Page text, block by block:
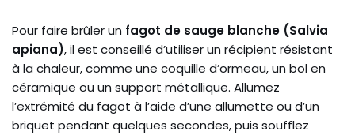
Pour faire brûler un fagot de sauge blanche (Salvia
apiana), il est conseillé d’utiliser un récipient résistant
à la chaleur, comme une coquille d’ormeau, un bol en
céramique ou un support métallique. Allumez
l’extrémité du fagot à l’aide d’une allumette ou d’un
briquet pendant quelques secondes, puis soufflez